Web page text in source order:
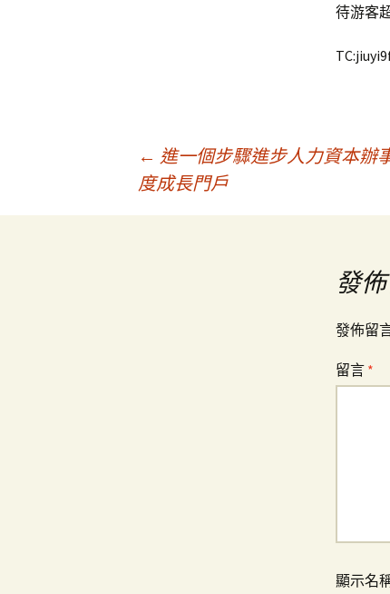
待游客
章
← 進一個步驟進步人力資本辦
度成長門戶
發
發佈留
留言 *
顯示名